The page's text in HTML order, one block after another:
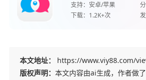
支持： 安卓/苹果 分
下载： 1.2K+次 发
本文地址：
https://www.viy88.com/
版权声明： 本文内容由ai生成，作者做